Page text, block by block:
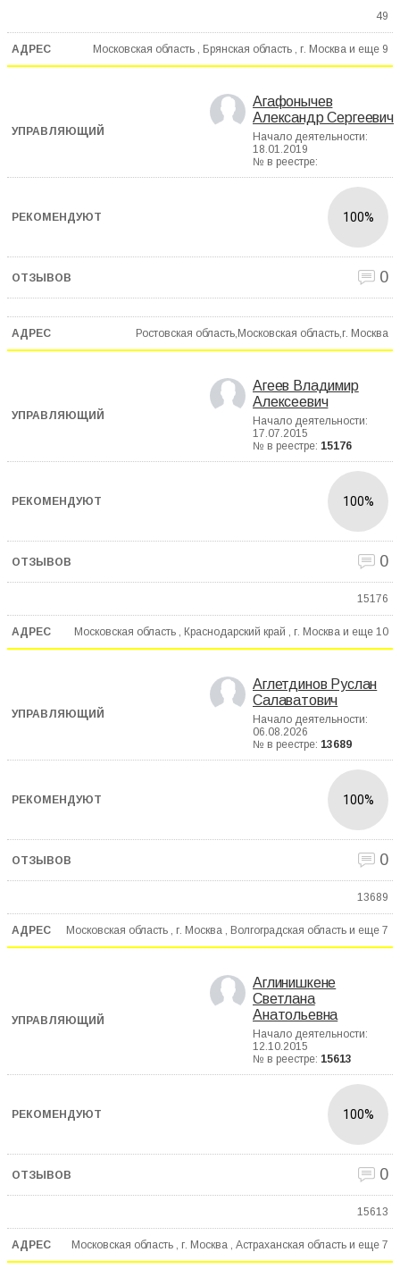
49
Московская область , Брянская область , г. Москва и еще 9
Агафонычев
Александр Сергеевич
Начало деятельности:
18.01.2019
№ в реестре:
100%
0
Ростовская область,Московская область,г. Москва
Агеев Владимир
Алексеевич
Начало деятельности:
17.07.2015
№ в реестре: 15176
100%
0
15176
Московская область , Краснодарский край , г. Москва и еще 10
Аглетдинов Руслан
Салаватович
Начало деятельности:
06.08.2026
№ в реестре: 13689
100%
0
13689
Московская область , г. Москва , Волгоградская область и еще 7
Аглинишкене
Светлана
Анатольевна
Начало деятельности:
12.10.2015
№ в реестре: 15613
100%
0
15613
Московская область , г. Москва , Астраханская область и еще 7